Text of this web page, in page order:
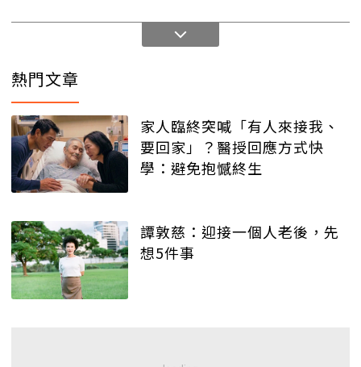
熱門文章
家人臨終突喊「有人來接我、
要回家」？醫授回應方式快
學：避免抱憾終生
譚敦慈：迎接一個人老後，先
想5件事